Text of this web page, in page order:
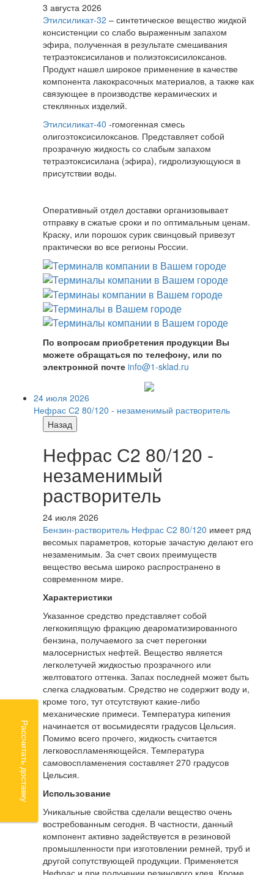
3 августа 2026
Этилсиликат-32 – синтетическое вещество жидкой
консистенции со слабо выраженным запахом
эфира, полученная в результате смешивания
тетpаэтоксисиланов и полиэтоксисилоксанов.
Продукт нашел широкое применение в качестве
компонента лакокрасочных материалов, а также как
связующее в производстве керамических и
стеклянных изделий.
Этилсиликат-40 -гомогенная смесь
олигоэтоксисилоксанов. Представляет собой
прозрачную жидкость со слабым запахом
тетраэтоксисилана (эфира), гидролизующуюся в
присутствии воды.
Оперативный отдел доставки организовывает
отправку в сжатые сроки и по оптимальным ценам.
Краску, или порошок сурик свинцовый привезут
практически во все регионы России.
По вопросам приобретения продукции Вы
можете обращаться по телефону, или по
электронной почте info@1-sklad.ru
24 июля 2026
Нефрас С2 80/120 - незаменимый растворитель
Назад
Нефрас С2 80/120 -
незаменимый
растворитель
24 июля 2026
Бензин-растворитель Нефрас С2 80/120 имеет ряд
весомых параметров, которые зачастую делают его
незаменимым. За счет своих преимуществ
вещество весьма широко распространено в
современном мире.
Характеристики
Указанное средство представляет собой
легкокипящую фракцию деароматизированного
бензина, получаемого за счет перегонки
малосернистых нефтей. Вещество является
легколетучей жидкостью прозрачного или
желтоватого оттенка. Запах последней может быть
слегка сладковатым. Средство не содержит воду и,
кроме того, тут отсутствуют какие-либо
механические примеси. Температура кипения
начинается от восьмидесяти градусов Цельсия.
Помимо всего прочего, жидкость считается
легковоспламеняющейся. Температура
самовоспламенения составляет 270 градусов
Цельсия.
Использование
Уникальные свойства сделали вещество очень
востребованным сегодня. В частности, данный
компонент активно задействуется в резиновой
промышленности при изготовлении ремней, труб и
другой сопутствующей продукции. Применяется
Нефрас и при получении резинового клея. Кроме
Рассчитать доставку